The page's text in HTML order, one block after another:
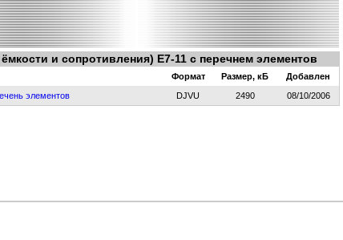
и сопротивления) Е7-11 с перечнем элементов
Формат Размер, кБ
Добавлен
элементов DJVU 2490 08/10/2006